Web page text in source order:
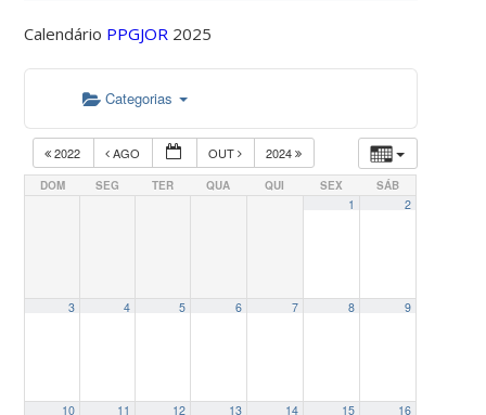
Calendário PPGJOR 2025
Categorias
2022 AGO OUT 2024
DOM SEG TER QUA QUI SEX SÁB
1 2
3 4 5 6 7 8 9
10 11 12 13 14 15 16